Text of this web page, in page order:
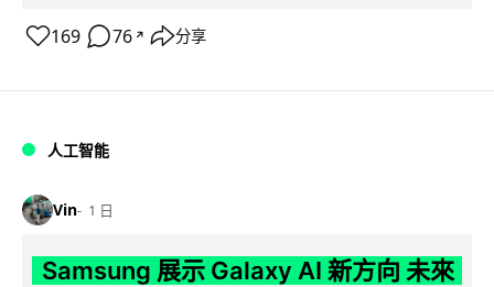
169 76 ↗ 分享
人工智能
Vin 1 日
Samsung 展示 Galaxy AI 新方向 未來